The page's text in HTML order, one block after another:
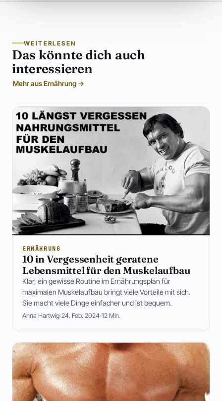
WEITERLESEN
Das könnte dich auch
interessieren
Mehr aus Ernährung →
ERNÄHRUNG
10 in Vergessenheit geratene
Lebensmittel für den Muskelaufbau
Klar, ein gewisse Routine im Ernährungsplan für
maximalen Muskelaufbau bringt viele Vorteile mit sich.
Sie macht viele Dinge einfacher und ist bequem.
Anna Hartwig 24. Feb. 2024 12 Min.